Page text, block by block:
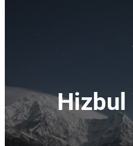
Hizbul